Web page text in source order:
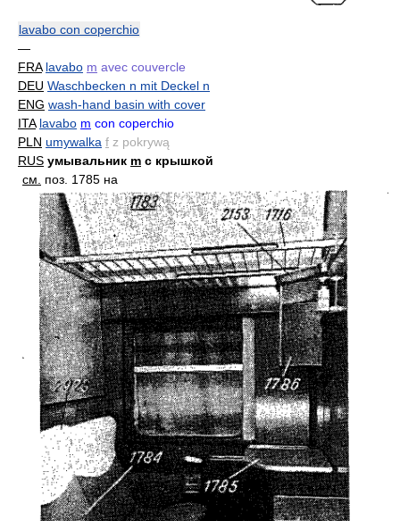
lavabo con coperchio
—
FRA lavabo m avec couvercle
DEU Waschbecken n mit Deckel n
ENG wash-hand basin with cover
ITA lavabo m con coperchio
PLN umywalka f z pokrywą
RUS умывальник m с крышкой
см.
поз. 1785 на